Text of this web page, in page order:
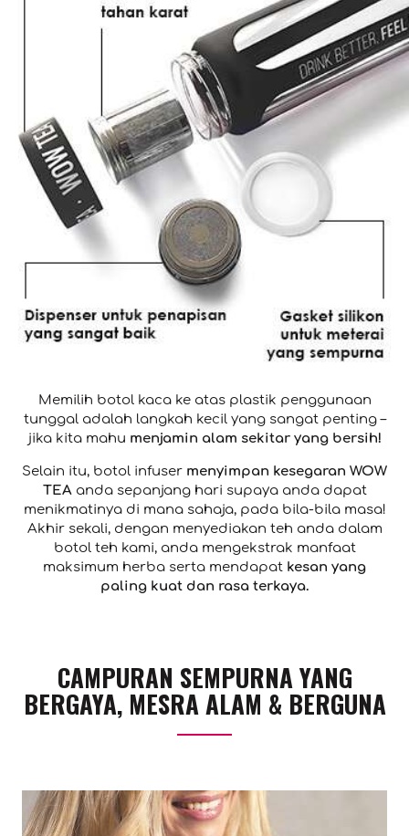
Memilih botol kaca ke atas plastik penggunaan
tunggal adalah langkah kecil yang sangat penting –
jika kita mahu menjamin alam sekitar yang bersih!
Selain itu, botol infuser menyimpan kesegaran WOW
TEAanda sepanjang hari supaya anda dapat
menikmatinya di mana sahaja, pada bila-bila masa!
Akhir sekali, dengan menyediakan teh anda dalam
botol teh kami, anda mengekstrak manfaat
maksimum herba serta mendapat kesan yang
paling kuat dan rasa terkaya.
CAMPURAN SEMPURNA YANG
BERGAYA, MESRA ALAM & BERGUNA